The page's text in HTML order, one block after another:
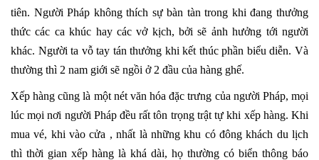
tiên. Người Pháp không thích sự bàn tàn trong khi đang thưởng
thức các ca khúc hay các vở kịch, bởi sẽ ảnh hưởng tới người
khác. Người ta vỗ tay tán thưởng khi kết thúc phần biểu diễn. Và
thường thì 2 nam giới sẽ ngồi ở 2 đầu của hàng ghế.
Xếp hàng cũng là một nét văn hóa đặc trưng của người Pháp, mọi
lúc mọi nơi người Pháp đều rất tôn trọng trật tự khi xếp hàng. Khi
mua vé, khi vào cửa , nhất là những khu có đông khách du lịch
thì thời gian xếp hàng là khá dài, họ thường có biển thông báo